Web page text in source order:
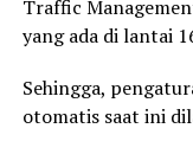
Traffic
yang ada di lantai
Sehingga,
otomatis saat ini